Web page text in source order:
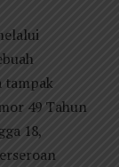
tampak
49 Tahun
18,